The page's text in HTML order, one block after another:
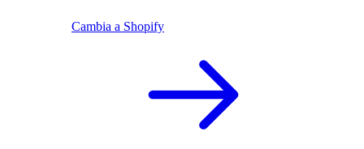
Cambia a Shopify